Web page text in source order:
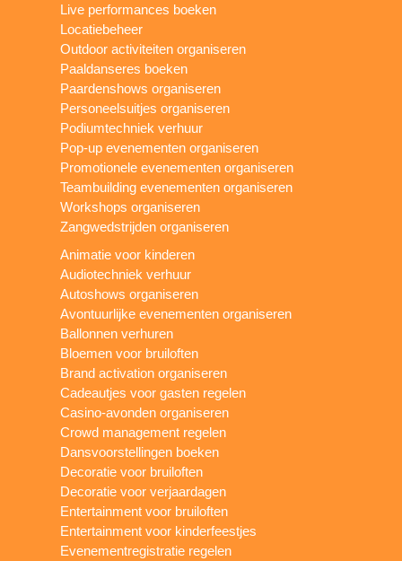
Live performances boeken
Locatiebeheer
Outdoor activiteiten organiseren
Paaldanseres boeken
Paardenshows organiseren
Personeelsuitjes organiseren
Podiumtechniek verhuur
Pop-up evenementen organiseren
Promotionele evenementen organiseren
Teambuilding evenementen organiseren
Workshops organiseren
Zangwedstrijden organiseren
Animatie voor kinderen
Audiotechniek verhuur
Autoshows organiseren
Avontuurlijke evenementen organiseren
Ballonnen verhuren
Bloemen voor bruiloften
Brand activation organiseren
Cadeautjes voor gasten regelen
Casino-avonden organiseren
Crowd management regelen
Dansvoorstellingen boeken
Decoratie voor bruiloften
Decoratie voor verjaardagen
Entertainment voor bruiloften
Entertainment voor kinderfeestjes
Evenementregistratie regelen